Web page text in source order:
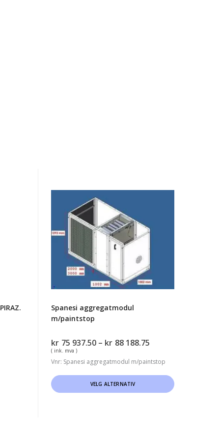
Spanesi
aggregatmodul
m/paintstop
Spanesi aggregatmodul
m/paintstop
kr 75 937.50 – kr 88 188.75
937.50
188.75
( ink. mva )
Vnr: Spanesi aggregatmodul m/paintstop
VELG ALTERNATIV
Dette
produktet